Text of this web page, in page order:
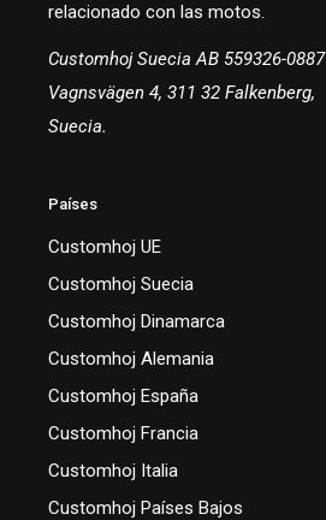
relacionado con las motos.
Customhoj Suecia AB 559326-0887
Vagnsvägen 4, 311 32 Falkenberg,
Suecia.
Países
Customhoj UE
Customhoj Suecia
Customhoj Dinamarca
Customhoj Alemania
Customhoj España
Customhoj Francia
Customhoj Italia
Customhoj Países Bajos